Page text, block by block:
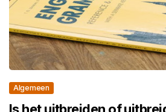
Algemeen